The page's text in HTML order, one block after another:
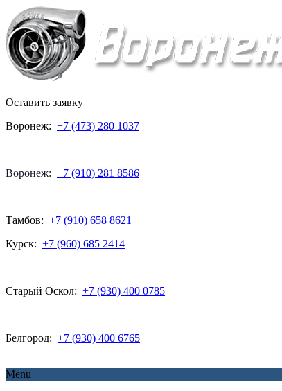
Оставить заявку
Воронеж: +7 (473) 280 1037
Воронеж: +7 (910) 281 8586
Тамбов: +7 (910) 658 8621
Курск: +7 (960) 685 2414
Старый Оскол: +7 (930) 400 0785
Белгород: +7 (930) 400 6765
Menu